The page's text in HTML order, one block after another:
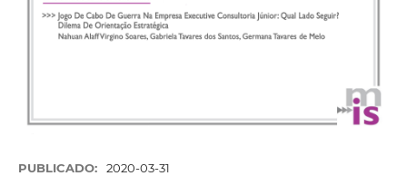
PUBLICADO: 2020-03-31